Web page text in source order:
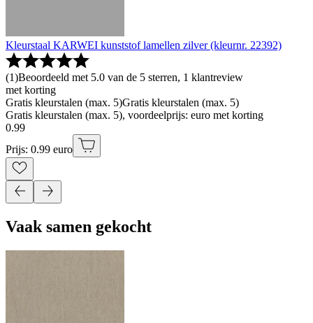
Kleurstaal KARWEI kunststof lamellen zilver (kleurnr. 22392)
(1)Beoordeeld met 5.0 van de 5 sterren, 1 klantreview
met korting
Gratis kleurstalen (max. 5)Gratis kleurstalen (max. 5)
Gratis kleurstalen (max. 5), voordeelprijs: euro met korting
0.99
Prijs: 0.99 euro
Vaak samen gekocht